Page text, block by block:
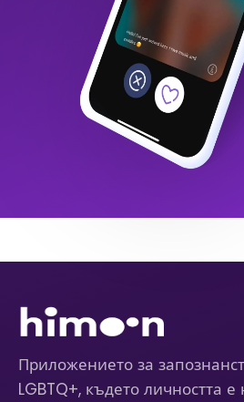
Приложението за
LGBTQ+, където личността